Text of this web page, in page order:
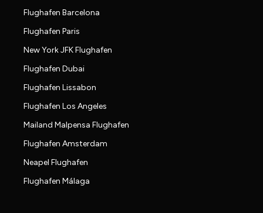
Flughafen Barcelona
Flughafen Paris
New York JFK Flughafen
Flughafen Dubai
Flughafen Lissabon
Flughafen Los Angeles
Mailand Malpensa Flughafen
Flughafen Amsterdam
Neapel Flughafen
Flughafen Málaga